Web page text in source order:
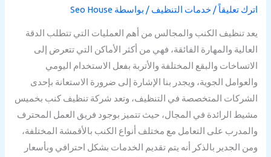
اترك تعليقاً /خدمات التنظيف / بواسطة Seo House
يعد تنظيف الكنب والمجالس من أهم العمليات التي تتطلب الدقة
العالية والمهارة الفائقة، فهي من أكثر الأماكن التي تتعرض إلى
الاتساخات والبقع المختلفة والأتربة بفعل الاستخدام اليومي
والعوامل الجوية، ويجدر بنا الإشارة إلى ضرورة الاستعانة بإحدى
الشركات المتخصصة في التنظيف، وتعد شركة تنظيف كنب بخميس
مشيط الرائدة في المجال، حيث تتميز بوجود فريق العمل المحترف
والمدرب على التعامل مع مختلف أنواع الكنب بالأقمشة المختلفة،
ومن الجدير بالذكر أنه يتم تقديم الخدمات بشكل احترافي وبأسعار